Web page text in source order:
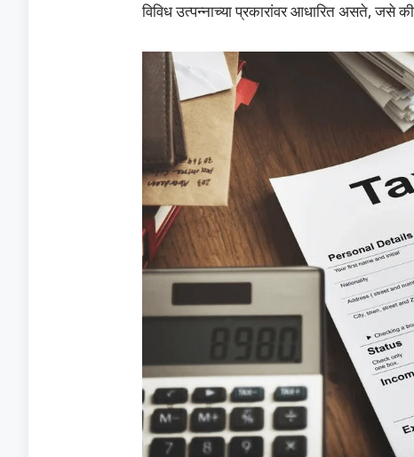
विविध उत्पन्नाच्या प्रकारांवर आधारित असते, जसे